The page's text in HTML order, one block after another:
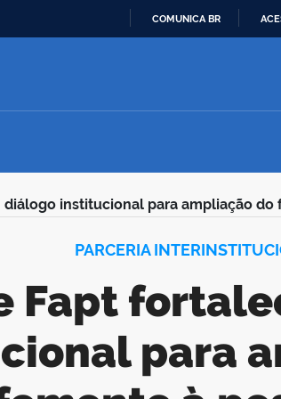
CONTEÚDO
COMUNICA BR
diálogo institucional para ampliação do
PARCERIA
para